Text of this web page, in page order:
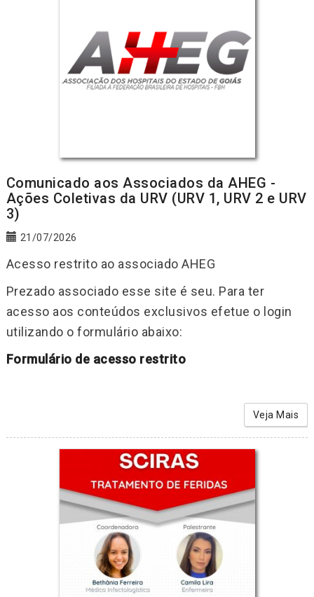
Comunicado aos Associados da AHEG -
Ações Coletivas da URV (URV 1, URV 2 e URV
3)
21/07/2026
Acesso restrito ao associado AHEG
Prezado associado esse site é seu. Para ter
acesso aos conteúdos exclusivos efetue o login
utilizando o formulário abaixo:
Formulário de acesso restrito
Veja Mais